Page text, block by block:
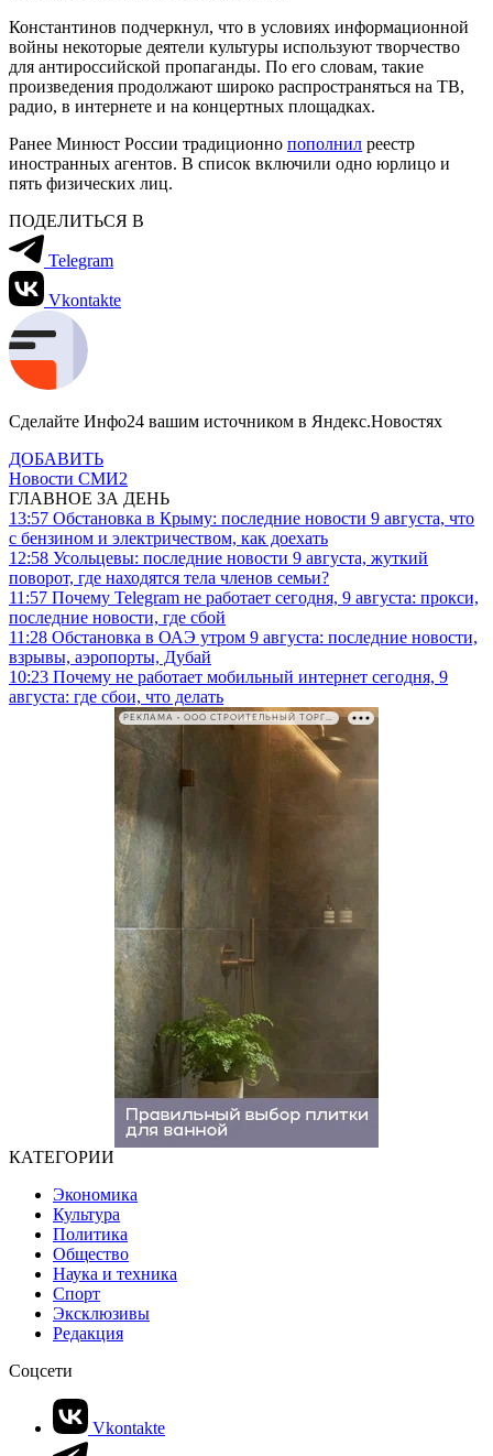
Константинов подчеркнул, что в условиях информационной
войны некоторые деятели культуры используют творчество
для антироссийской пропаганды. По его словам, такие
произведения продолжают широко распространяться на ТВ,
радио, в интернете и на концертных площадках.
Ранее Минюст России традиционно пополнил реестр
иностранных агентов. В список включили одно юрлицо и
пять физических лиц.
ПОДЕЛИТЬСЯ В
Telegram
Vkontakte
Сделайте Инфо24 вашим источником в Яндекс.Новостях
ДОБАВИТЬ
Новости СМИ2
ГЛАВНОЕ ЗА ДЕНЬ
13:57 Обстановка в Крыму: последние новости 9 августа, что
с бензином и электричеством, как доехать
12:58 Усольцевы: последние новости 9 августа, жуткий
поворот, где находятся тела членов семьи?
11:57 Почему Telegram не работает сегодня, 9 августа: прокси,
последние новости, где сбой
11:28 Обстановка в ОАЭ утром 9 августа: последние новости,
взрывы, аэропорты, Дубай
10:23 Почему не работает мобильный интернет сегодня, 9
августа: где сбои, что делать
РЕКЛАМА • ООО СТРОИТЕЛЬНЫЙ ТОРГОВЫЙ ДОМ «ПЕТРОВИЧ». ИНН: 7802348846
КАТЕГОРИИ
Экономика
Культура
Политика
Общество
Наука и техника
Спорт
Эксклюзивы
Редакция
Соцсети
Vkontakte